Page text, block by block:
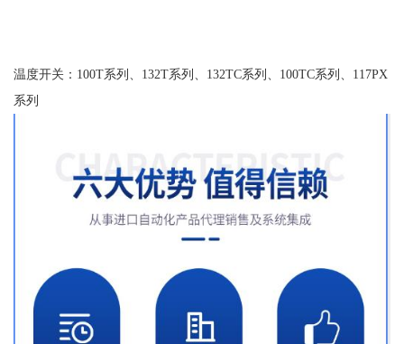
温度开关：100T系列、132T系列、132TC系列、100TC系列、117PX
系列